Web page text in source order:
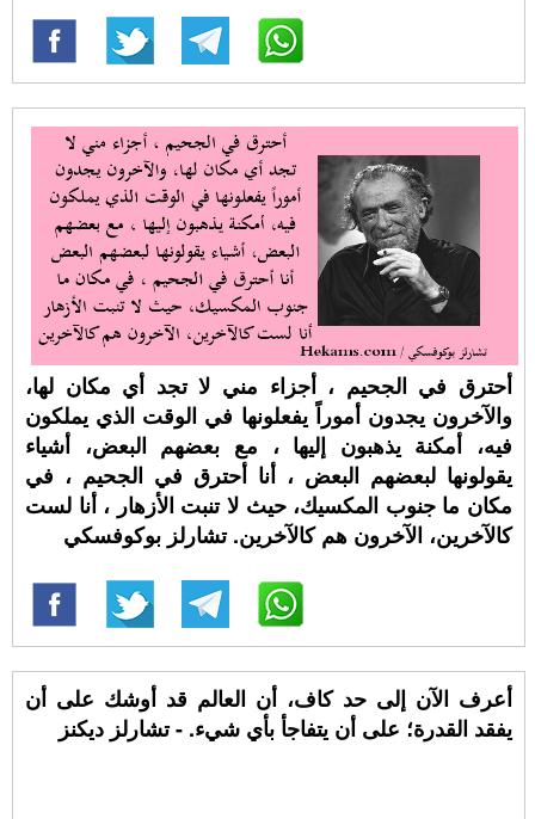
أحترق في الجحيم ، أجزاء مني لا تجد أي مكان لها،
والآخرون يجدون أموراً يفعلونها في الوقت الذي يملكون
فيه، أمكنة يذهبون إليها ، مع بعضهم البعض، أشياء
يقولونها لبعضهم البعض ، أنا أحترق في الجحيم ، في
مكان ما جنوب المكسيك، حيث لا تنبت الأزهار ، أنا لست
كالآخرين، الآخرون هم كالآخرين. تشارلز بوكوفسكي
أعرف اﻵن إلى حد كاف، أن العالم قد أوشك على أن
يفقد القدرة؛ على أن يتفاجأ بأي شيء. - تشارلز ديكنز